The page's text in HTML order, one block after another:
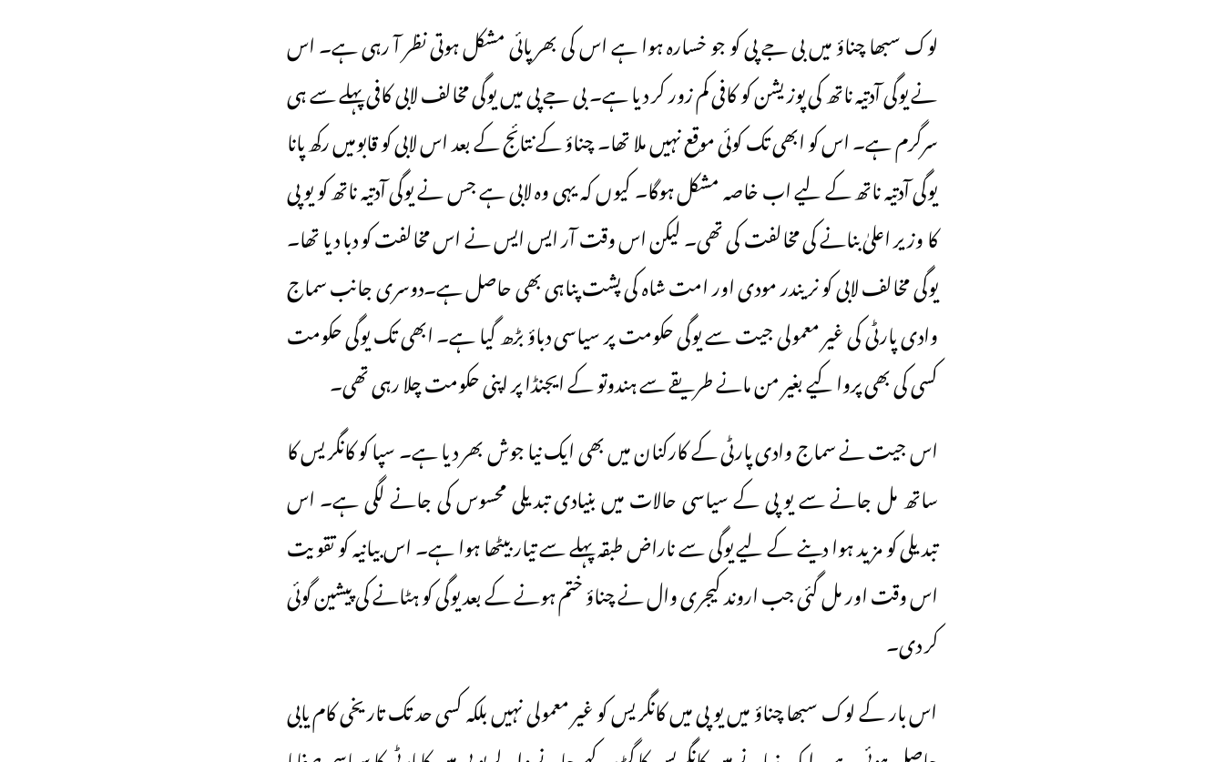
لوک سبھا چناؤ میں بی جے پی کو جو خسارہ ہوا ہے اس کی بھرپائی مشکل ہوتی نظر آ رہی ہے۔ اس
نے یوگی آدتیہ ناتھ کی پوزیشن کو کافی کم زور کر دیا ہے۔ بی جے پی میں یوگی مخالف لابی کافی پہلے سے ہی
سرگرم ہے۔ اس کو ابھی تک کوئی موقع نہیں ملا تھا۔ چناؤ کے نتائج کے بعد اس لابی کو قابومیں رکھ پانا
یوگی آدتیہ ناتھ کے لیے اب خاصہ مشکل ہوگا۔ کیوں کہ یہی وہ لابی ہے جس نے یوگی آدتیہ ناتھ کو یو پی
کا وزیر اعلیٰ بنانے کی مخالفت کی تھی۔ لیکن اس وقت آر ایس ایس نے اس مخالفت کو دبا دیا تھا۔
یوگی مخالف لابی کو نریندر مودی اور امت شاہ کی پشت پناہی بھی حاصل ہے۔دوسری جانب سماج
وادی پارٹی کی غیر معمولی جیت سے یوگی حکومت پر سیاسی دباؤ بڑھ گیا ہے۔ ابھی تک یوگی حکومت
کسی کی بھی پروا کیے بغیر من مانے طریقے سے ہندوتو کے ایجنڈا پر اپنی حکومت چلا رہی تھی۔
اس جیت نے سماج وادی پارٹی کے کارکنان میں بھی ایک نیا جوش بھر دیا ہے۔ سپا کو کانگریس کا
ساتھ مل جانے سے یو پی کے سیاسی حالات میں بنیادی تبدیلی محسوس کی جانے لگی ہے۔ اس
تبدیلی کو مزید ہوا دینے کے لیے یوگی سے ناراض طبقہ پہلے سے تیار بیٹھا ہوا ہے۔ اس بیانیہ کو تقویت
اس وقت اور مل گئی جب اروند کیجری وال نے چناؤ ختم ہونے کے بعد یوگی کو ہٹانے کی پیشین گوئی
کر دی۔
اس بار کے لوک سبھا چناؤ میں یو پی میں کانگریس کو غیر معمولی نہیں بلکہ کسی حد تک تاریخی کام یابی